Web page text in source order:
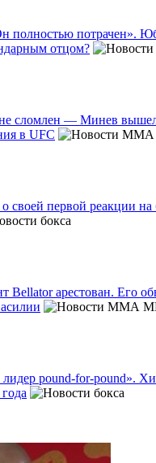
полностью потрачен».
отцом?
сломлен — Минев вышел
в UFC
о своей первой реакции
Bellator арестован. Его
pound-for-pound».